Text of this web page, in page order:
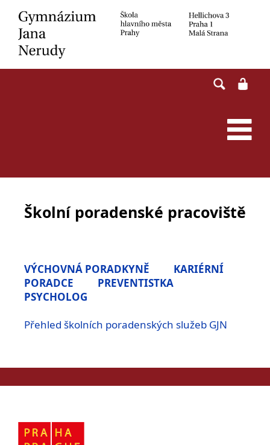
content
Školní poradenské pracoviště
VÝCHOVNÁ PORADKYNĚ
KARIÉRNÍ
PORADCE
PREVENTISTKA
PSYCHOLOG
Přehled školních poradenských služeb GJN